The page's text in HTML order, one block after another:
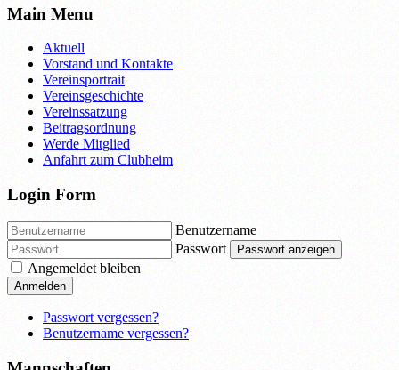
Main Menu
Aktuell
Vorstand und Kontakte
Vereinsportrait
Vereinsgeschichte
Vereinssatzung
Beitragsordnung
Werde Mitglied
Anfahrt zum Clubheim
Login Form
Benutzername
Passwort
Passwort anzeigen
Angemeldet bleiben
Anmelden
Passwort vergessen?
Benutzername vergessen?